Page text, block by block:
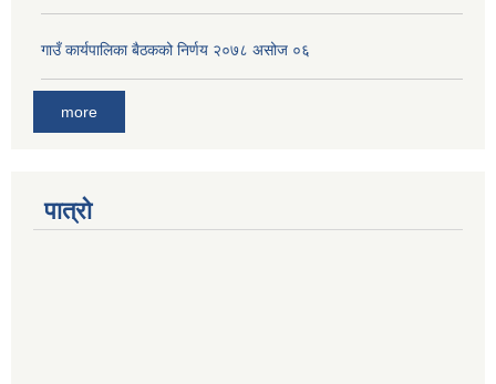
गाउँ कार्यपालिका बैठकको निर्णय २०७८ असोज ०६
more
पात्रो